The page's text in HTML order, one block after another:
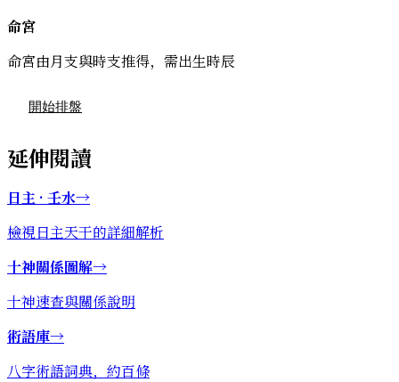
命宮
命宮由月支與時支推得，需出生時辰
開始排盤
延伸閱讀
日主 · 壬水→
檢視日主天干的詳細解析
十神關係圖解→
十神速查與關係說明
術語庫→
八字術語詞典，約百條